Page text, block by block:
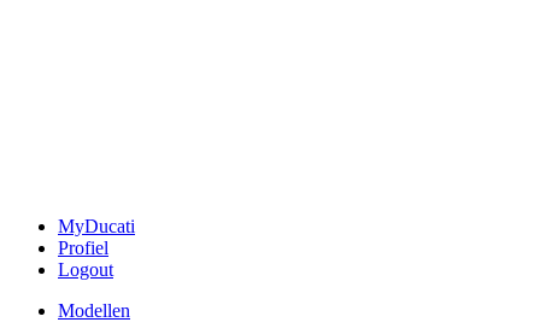
MyDucati
Profiel
Logout
Modellen